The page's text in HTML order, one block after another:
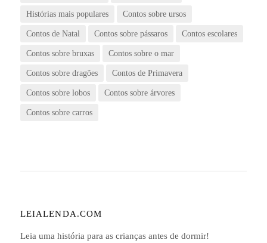
Histórias mais populares Contos sobre ursos
Contos de Natal Contos sobre pássaros Contos escolares
Contos sobre bruxas Contos sobre o mar
Contos sobre dragões Contos de Primavera
Contos sobre lobos Contos sobre árvores
Contos sobre carros
LEIALENDA.COM
Leia uma história para as crianças antes de dormir!